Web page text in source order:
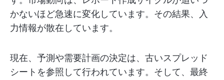
かないほど急速に変化しています。その結果、入
力情報が散在しています。
現在、予測や需要計画の決定は、古いスプレッド
シートを参照して行われています。そして、最終